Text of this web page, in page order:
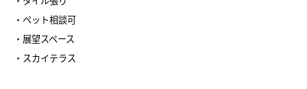
・ペット相談可
・展望スペース
・スカイテラス